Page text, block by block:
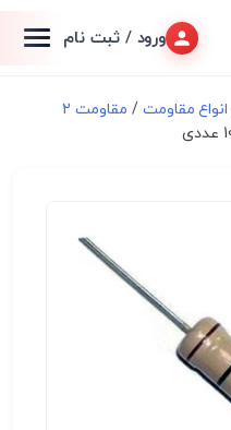
ورود / ثبت نام
انواع مقاومت /
مقاومت 2